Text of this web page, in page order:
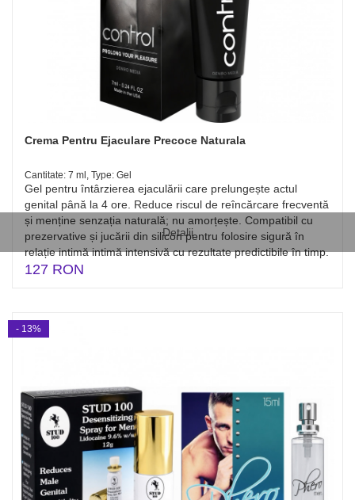
Detalii
Crema Pentru Ejaculare Precoce Naturala
Cantitate: 7 ml, Type: Gel
Gel pentru întârzierea ejaculării care prelungește actul
genital până la 4 ore. Reduce riscul de reîncărcare frecventă
și menține senzația naturală; nu amorțește. Compatibil cu
prezervative și jucării din silicon pentru folosire sigură în
relație intimă intimă intensivă cu rezultate predictibile în timp.
127 RON
- 13%